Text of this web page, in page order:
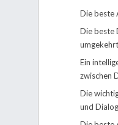
Die beste
Die beste
umgekehrt
Ein
zwischen
Die
und